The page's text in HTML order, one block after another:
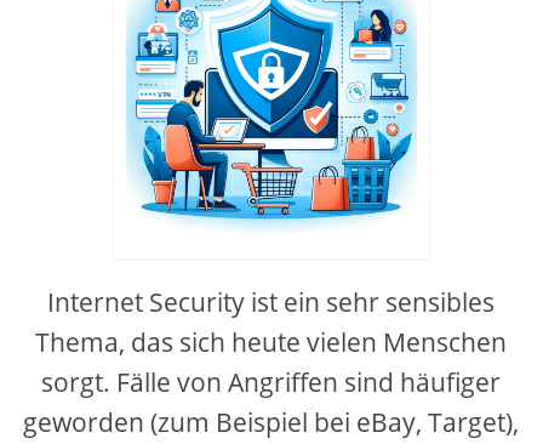
Internet Security ist ein sehr sensibles
Thema, das sich heute vielen Menschen
sorgt. Fälle von Angriffen sind häufiger
geworden (zum Beispiel bei eBay, Target),